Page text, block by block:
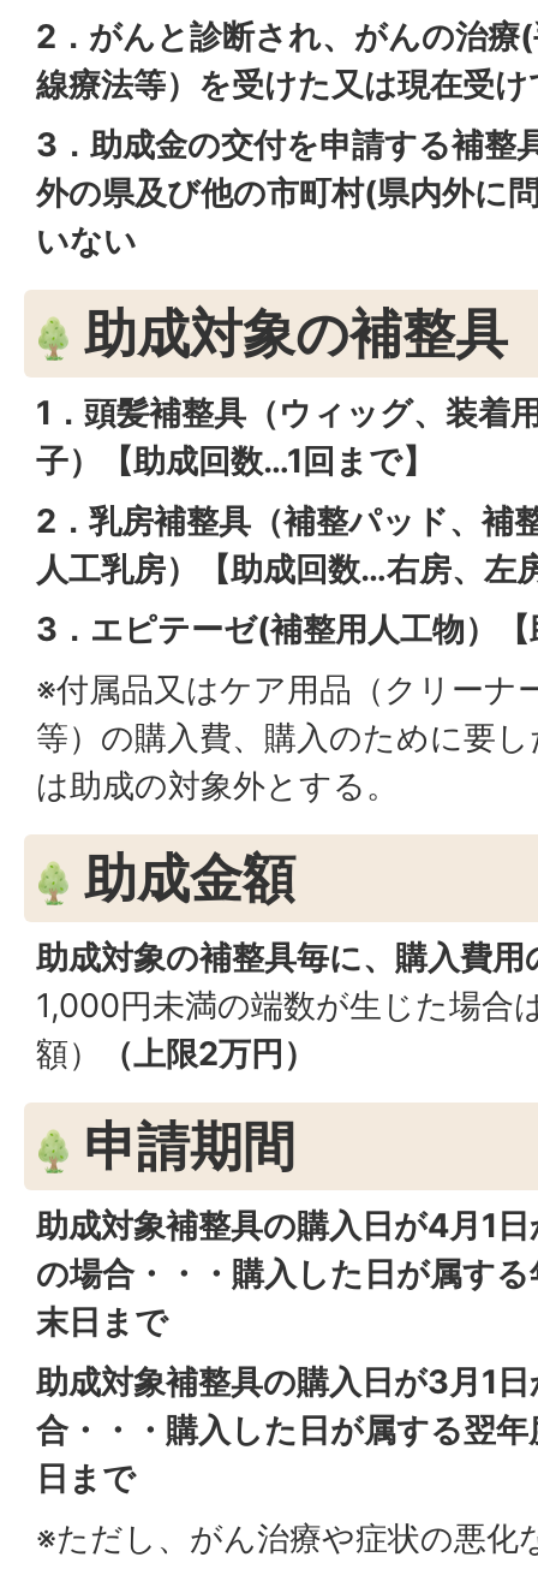
2．がんと診断され、がんの治療
線療法等）を受けた又は現在受
3．助成金の交付を申請する補整
外の県及び他の市町村(県内外に
いない
助成対象の補整具
1．頭髪補整具（ウィッグ、装着
子）【助成回数…1回まで】
2．乳房補整具（補整パッド、補
人工乳房）【助成回数…右房、左
3．エピテーゼ(補整用人工物）
※付属品又はケア用品（クリーナ
等）の購入費、購入のために要
は助成の対象外とする。
助成金額
助成対象の補整具毎に、購入費用
1,000円未満の端数が生じた場合
額）
（上限2万円）
申請期間
助成対象補整具の購入日が4月1
の場合・・・購入した日が属す
末日まで
助成対象補整具の購入日が3月1
合・・・購入した日が属する翌
日まで
※ただし、がん治療や症状の悪化